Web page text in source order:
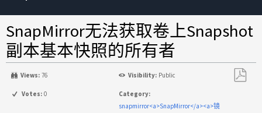
SnapMirror无法获取卷上Snapshot
副本基本快照的所有者
Views: 76 Visibility: Public
Votes: 0
Category:
snapmirror<a>SnapMirror</a><a>镜